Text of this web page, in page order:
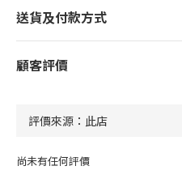
送貨及付款方式
顧客評價
尚未有任何評價